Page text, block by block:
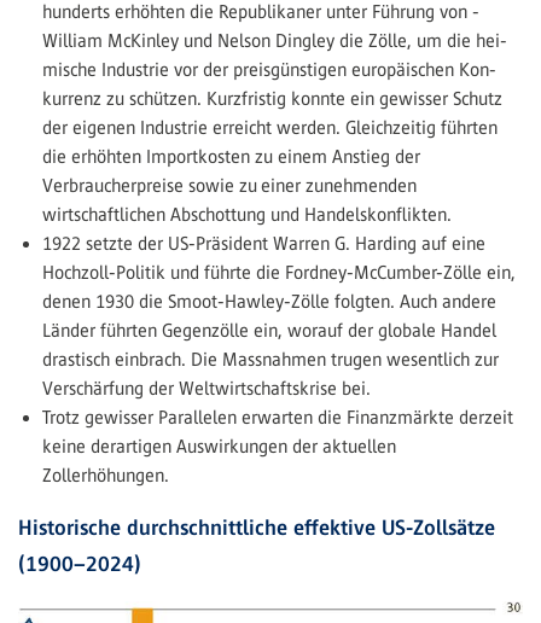
hunderts erhöhten die Republikaner unter Führung von ­
William McKinley und Nelson Dingley die Zölle, um die hei­
mische Industrie vor der preisgünstigen europäischen Kon­
kurrenz zu schützen. Kurzfristig konnte ein gewisser Schutz
der eigenen Industrie erreicht werden. Gleichzeitig führten
die erhöhten Importkosten zu einem Anstieg der
Verbraucher­preise sowie zu einer zunehmenden
wirtschaftlichen Abschottung und Handelskonflikten.
1922 setzte der US-Präsident Warren G. Harding auf eine
Hochzoll-Politik und führte die Fordney-McCumber-Zölle ein,
denen 1930 die Smoot-Hawley-Zölle folgten. Auch andere
Länder führten Gegenzölle ein, worauf der globale Handel
drastisch einbrach. Die Massnahmen trugen wesentlich zur
Verschärfung der Weltwirtschaftskrise bei.
Trotz gewisser Parallelen erwarten die Finanzmärkte derzeit
keine derartigen Auswirkungen der aktuellen
Zollerhöhungen.
Historische durchschnittliche effektive US-Zollsätze
(1900–2024)